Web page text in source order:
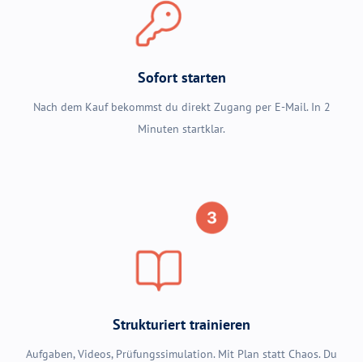
Sofort starten
Nach dem Kauf bekommst du direkt Zugang per E-Mail. In 2
Minuten startklar.
Strukturiert trainieren
Aufgaben, Videos, Prüfungssimulation. Mit Plan statt Chaos. Du